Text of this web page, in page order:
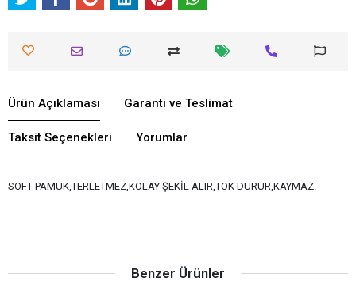
Ürün Açıklaması Garanti ve Teslimat
Taksit Seçenekleri Yorumlar
SOFT PAMUK,TERLETMEZ,KOLAY ŞEKİL ALIR,TOK DURUR,KAYMAZ.
Benzer Ürünler